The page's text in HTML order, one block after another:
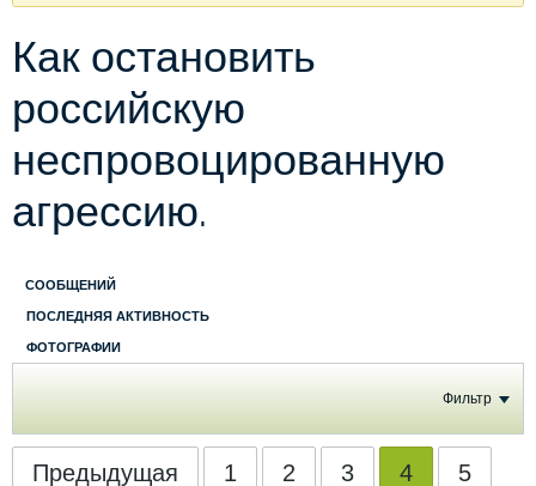
Как остановить
российскую
неспровоцированную
агрессию.
СООБЩЕНИЙ
ПОСЛЕДНЯЯ АКТИВНОСТЬ
ФОТОГРАФИИ
Фильтр
Предыдущая 1 2 3 4 5